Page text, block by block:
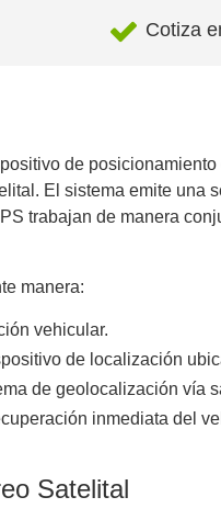
Cotiza
de
El sistema emite una
trabajan de manera
manera:
vehicular.
de localización
de geolocalización vía
inmediata del
Satelital